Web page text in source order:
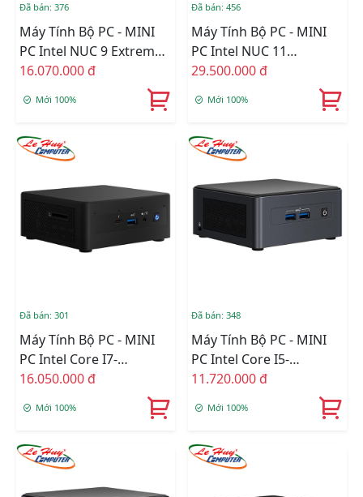
Đã bán: 376
Máy Tính Bộ PC - MINI
PC Intel NUC 9 Extreme
Kit I5-9300H/Intel UHD
Graphics 630/Wifi 6 +
Bluetooth
16.070.000 đ
Mới 100%
Đã bán: 456
Máy Tính Bộ PC - MINI
PC Intel NUC 11
Enthusiast NUC11PHKi7
L6 I7-1165G7/Intel Iris Xe
Graphics/Wifi +
29.500.000 đ
Mới 100%
Đã bán: 301
Máy Tính Bộ PC - MINI
PC Intel Core I7-
1165G7/Intel Iris Xe
Bluetooth/Ram Option/
(RNUC11PAHi70000)
16.050.000 đ
Mới 100%
Đã bán: 348
Máy Tính Bộ PC - MINI
PC Intel Core I5-
1135G7/Intel Iris Xe
Bluetooth/Ram Option/
(BNUC11TNHI50000)
11.720.000 đ
Mới 100%